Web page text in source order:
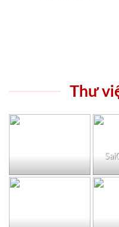
Thư